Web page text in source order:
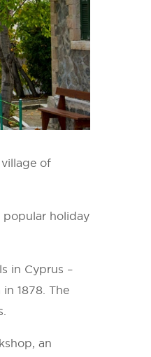
of
popular holiday
in Cyprus –
1878. The
an